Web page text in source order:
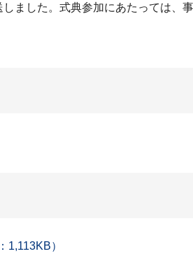
ました。式典参加にあたっては、
）